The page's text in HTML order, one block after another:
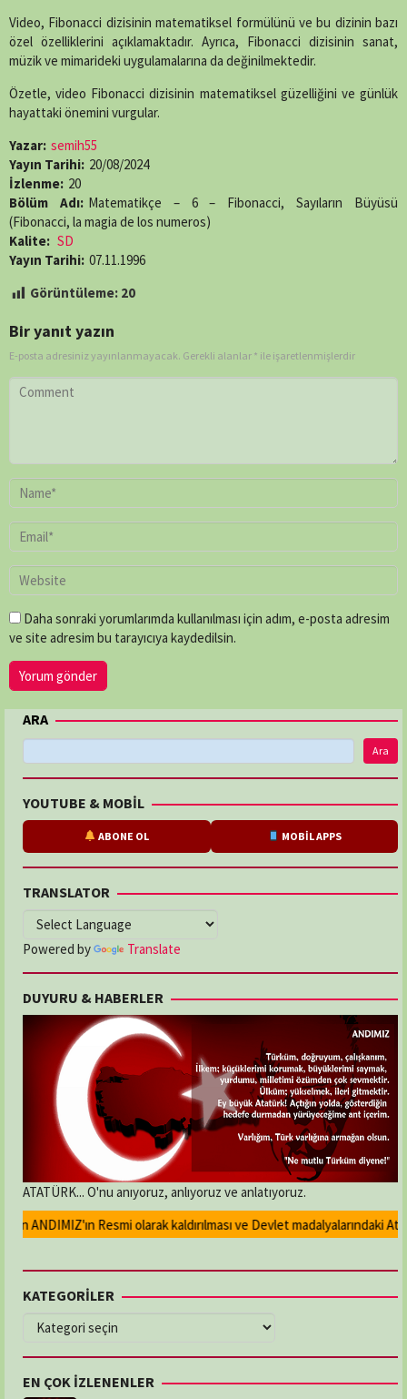
Video, Fibonacci dizisinin matematiksel formülünü ve bu dizinin bazı
özel özelliklerini açıklamaktadır. Ayrıca, Fibonacci dizisinin sanat,
müzik ve mimarideki uygulamalarına da değinilmektedir.
Özetle, video Fibonacci dizisinin matematiksel güzelliğini ve günlük
hayattaki önemini vurgular.
Yazar: semih55
Yayın Tarihi: 20/08/2024
İzlenme: 20
Bölüm Adı: Matematikçe – 6 – Fibonacci, Sayıların Büyüsü
(Fibonacci, la magia de los numeros)
Kalite: SD
Yayın Tarihi: 07.11.1996
Görüntüleme: 20
Bir yanıt yazın
E-posta adresiniz yayınlanmayacak. Gerekli alanlar * ile işaretlenmişlerdir
Daha sonraki yorumlarımda kullanılması için adım, e-posta adresim
ve site adresim bu tarayıcıya kaydedilsin.
ARA
Ara
YOUTUBE & MOBİL
ABONE OL MOBİL APPS
TRANSLATOR
Powered by Translate
DUYURU & HABERLER
ATATÜRK... O'nu anıyoruz, anlıyoruz ve anlatıyoruz.
ANDIMIZ'ın Resmi olarak kaldırılması ve Devlet madalyalarındaki
KATEGORİLER
KATEGORİLER
EN ÇOK İZLENENLER